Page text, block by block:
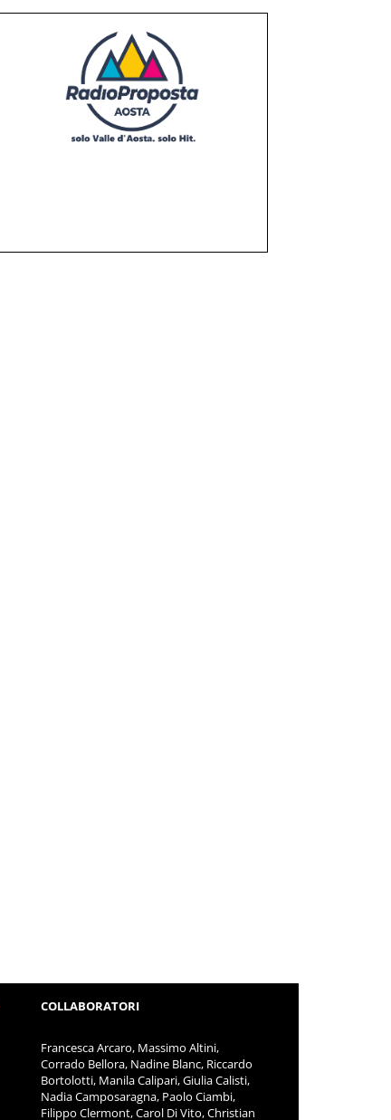
COLLABORATORI
Francesca Arcaro, Massimo Altini,
Corrado Bellora, Nadine Blanc, Riccardo
Bortolotti, Manila Calipari, Giulia Calisti,
Nadia Camposaragna, Paolo Ciambi,
Filippo Clermont, Carol Di Vito, Christian